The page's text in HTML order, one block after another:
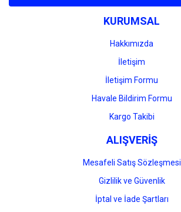
Ürün bilgilerinde hatalar bulunuyor.
Ürün fiyatı diğer sitelerden daha pahalı.
Gönder
KURUMSAL
Hakkımızda
İletişim
İletişim Formu
Havale Bildirim Formu
Kargo Takibi
ALIŞVERİŞ
Mesafeli Satış Sözleşmesi
Gizlilik ve Güvenlik
İptal ve İade Şartları